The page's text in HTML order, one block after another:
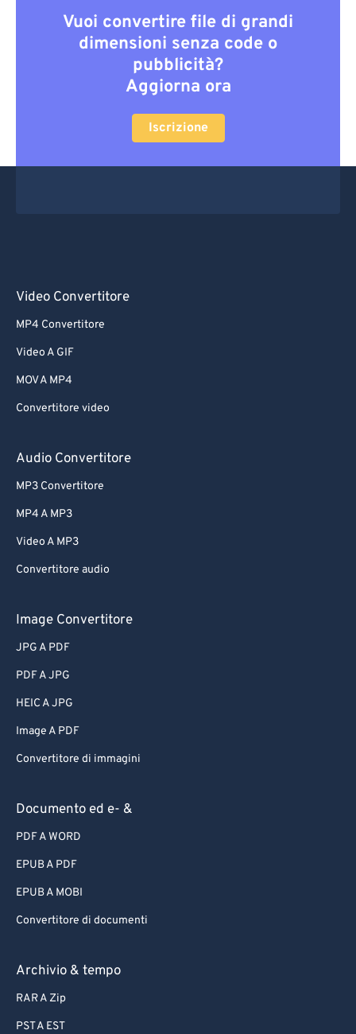
Vuoi convertire file di grandi
dimensioni senza code o
pubblicità?
Aggiorna ora
Iscrizione
Video Convertitore
MP4 Convertitore
Video A GIF
MOV A MP4
Convertitore video
Audio Convertitore
MP3 Convertitore
MP4 A MP3
Video A MP3
Convertitore audio
Image Convertitore
JPG A PDF
PDF A JPG
HEIC A JPG
Image A PDF
Convertitore di immagini
Documento ed e- &
PDF A WORD
EPUB A PDF
EPUB A MOBI
Convertitore di documenti
Archivio & tempo
RAR A Zip
PST A EST